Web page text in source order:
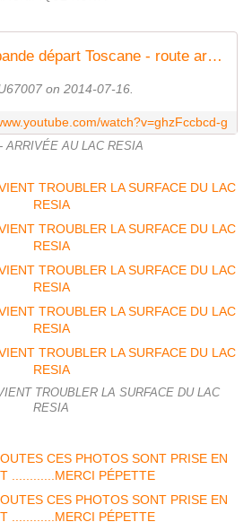
Goldwing Unsersbande départ Toscane - route arrivée lac de Resia
on 2014-07-16.
watch?v=ghzFccbcd-g
ARRIVÉE AU LAC RESIA
TROUBLER LA SURFACE DU LAC
RESIA